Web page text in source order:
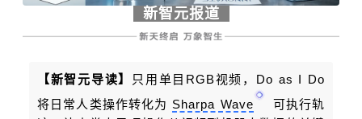
新智元报道
【新智元导读】
只用单目RGB视频，Do as I Do
将日常人类操作转化为 Sharpa Wave
可执行轨